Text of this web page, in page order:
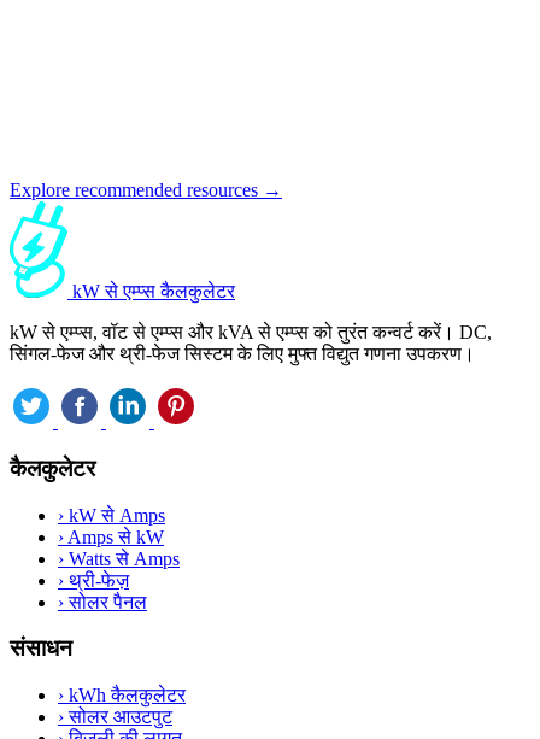
Explore recommended resources →
kW से एम्प्स कैलकुलेटर
kW से एम्प्स, वॉट से एम्प्स और kVA से एम्प्स को तुरंत कन्वर्ट करें। DC,
सिंगल-फेज और थ्री-फेज सिस्टम के लिए मुफ्त विद्युत गणना उपकरण।
कैलकुलेटर
› kW से Amps
› Amps से kW
› Watts से Amps
› थ्री-फेज़
›सोलर पैनल
संसाधन
› kWh कैलकुलेटर
›सोलर आउटपुट